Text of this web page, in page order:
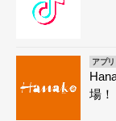
アプリ
場！